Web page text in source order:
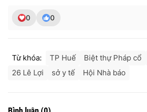
0 0
Từ khóa: TP Huế Biệt thự Pháp cổ
26 Lê Lợi
sở y tế Hội Nhà báo